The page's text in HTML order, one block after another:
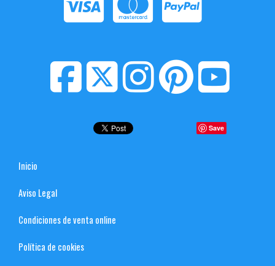
Save
Inicio
Aviso Legal
Condiciones de venta online
Política de cookies